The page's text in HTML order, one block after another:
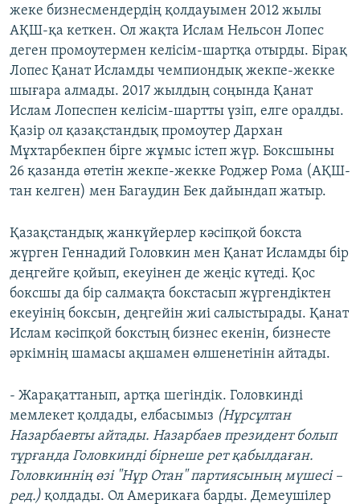
жеке бизнесмендердің қолдауымен 2012 жылы
АҚШ-қа кеткен. Ол жақта Ислам Нельсон Лопес
деген промоутермен келісім-шартқа отырды. Бірақ
Лопес Қанат Исламды чемпиондық жекпе-жекке
шығара алмады. 2017 жылдың соңында Қанат
Ислам Лопеспен келісім-шартты үзіп, елге оралды.
Қазір ол қазақстандық промоутер Дархан
Мұхтарбекпен бірге жұмыс істеп жүр. Боксшыны
26 қазанда өтетін жекпе-жекке Роджер Рома (АҚШ-
тан келген) мен Багаудин Бек дайындап жатыр.
Қазақстандық жанкүйерлер кәсіпқой бокста
жүрген Геннадий Головкин мен Қанат Исламды бір
деңгейге қойып, екеуінен де жеңіс күтеді. Қос
боксшы да бір салмақта бокстасып жүргендіктен
екеуінің боксын, деңгейін жиі салыстырады. Қанат
Ислам кәсіпқой бокстың бизнес екенін, бизнесте
әркімнің шамасы ақшамен өлшенетінін айтады.
- Жарақаттанып, артқа шегіндік. Головкинді
мемлекет қолдады, елбасымыз (Нұрсұлтан
Назарбаевты айтады. Назарбаев президент болып
тұрғанда Головкинді бірнеше рет қабылдаған.
Головкиннің өзі "Нұр Отан" партиясының мүшесі –
ред.) қолдады. Ол Америкаға барды. Демеушілер